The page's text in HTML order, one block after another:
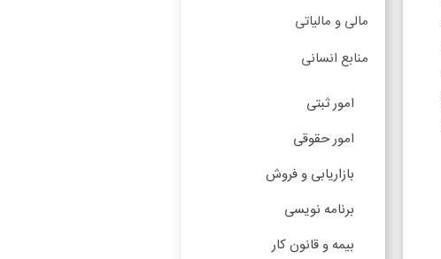
مالی و مالیاتی
منابع انسانی
امور ثبتی
امور حقوقی
بازاریابی و فروش
برنامه نویسی
بیمه و قانون کار